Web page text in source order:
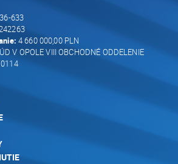
633
4 660 000,00 PLN
V OPOLE VIII OBCHODNÉ ODDELENIE